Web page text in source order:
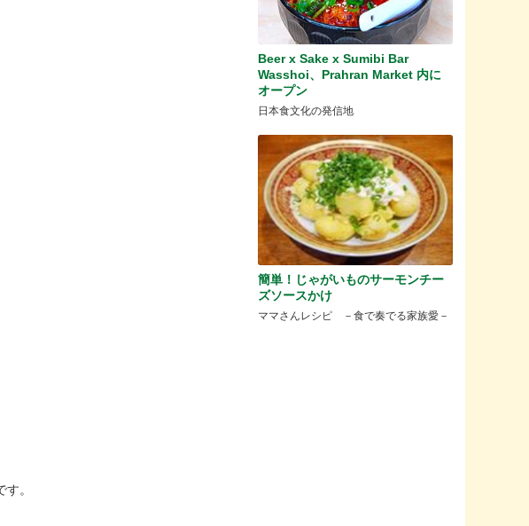
。
Beer x Sake x Sumibi Bar
Wasshoi、Prahran Market 内に
オープン
日本食文化の発信地
簡単！じゃがいものサーモンチー
ズソースかけ
ママさんレシピ －食で奏でる家族愛－